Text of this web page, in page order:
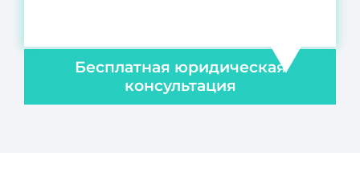
Бесплатная юридическая
консультация